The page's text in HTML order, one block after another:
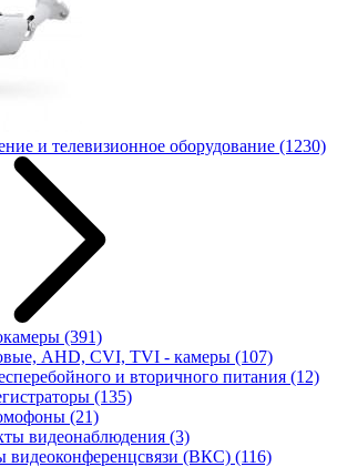
и телевизионное оборудование (1230)
(391)
AHD, CVI, TVI - камеры (107)
и вторичного питания (12)
(135)
(21)
видеонаблюдения (3)
видеоконференцсвязи (ВКС) (116)